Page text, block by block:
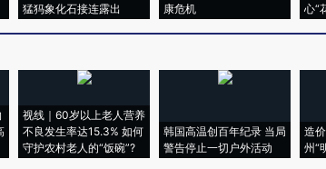
猛犸象化石接连露出
康危机
心“
视线｜60岁以上老人营养
不良发生率达15.3% 如何
守护农村老人的“饭碗”?
韩国高温创百年纪录 当局
警告停止一切户外活动
造
州“